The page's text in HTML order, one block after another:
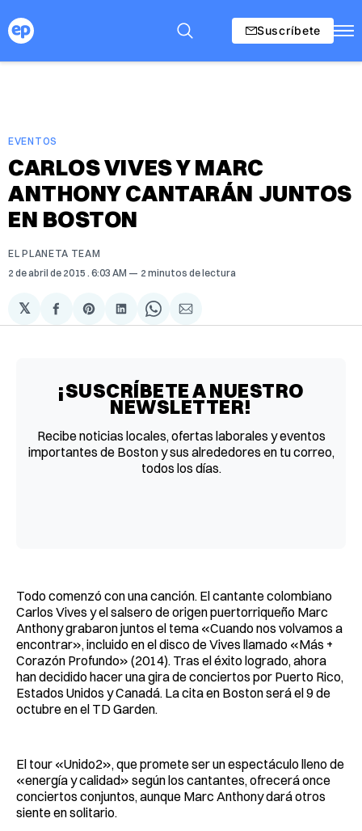
Suscríbete
EVENTOS
CARLOS VIVES Y MARC
ANTHONY CANTARÁN JUNTOS
EN BOSTON
EL PLANETA TEAM
2 de abril de 2015 . 6:03 AM 2 minutos de lectura
𝕏
Compartir
en
Share
on
Compartir
en
Share
on
Compartir
via
¡SUSCRÍBETE A NUESTRO
NEWSLETTER!
Recibe noticias locales, ofertas laborales y eventos
importantes de Boston y sus alrededores en tu correo,
todos los días.
Todo comenzó con una canción. El cantante colombiano
Carlos Vives y el salsero de origen puertorriqueño Marc
Anthony grabaron juntos el tema «Cuando nos volvamos a
encontrar», incluido en el disco de Vives llamado «Más +
Corazón Profundo» (2014). Tras el éxito logrado, ahora
han decidido hacer una gira de conciertos por Puerto Rico,
Estados Unidos y Canadá. La cita en Boston será el 9 de
octubre en el TD Garden.
El tour «Unido2», que promete ser un espectáculo lleno de
«energía y calidad» según los cantantes, ofrecerá once
conciertos conjuntos, aunque Marc Anthony dará otros
siente en solitario.